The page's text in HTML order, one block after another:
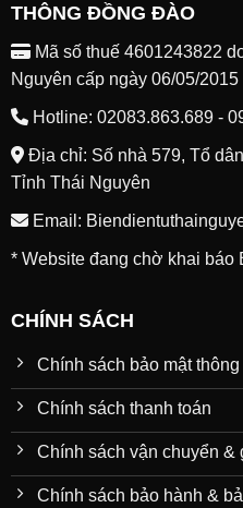
THÔNG ĐỒNG ĐÀO
Mã số thuế 4601243822
Nguyên cấp ngày 06/05/2015
Hotline: 02083.863.689 -
Địa chỉ: Số nhà 579, Tổ
Tỉnh Thái Nguyên
Email:
* Website đang chờ khai báo
CHÍNH SÁCH
Chính sách bảo mật thông
Chính sách thanh toán
Chính sách vận chuyển &
Chính sách bảo hành &